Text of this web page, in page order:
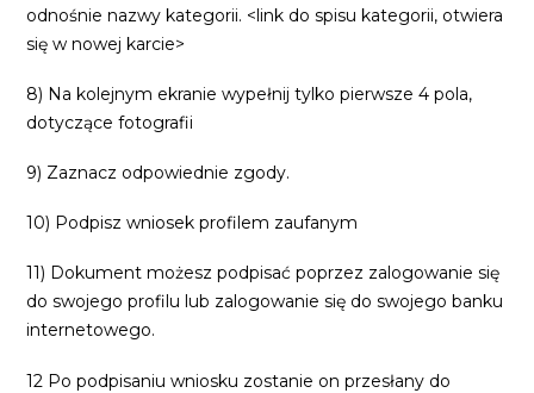
odnośnie nazwy kategorii. <link do spisu kategorii, otwiera
się w nowej karcie>
8) Na kolejnym ekranie wypełnij tylko pierwsze 4 pola,
dotyczące fotografii
9) Zaznacz odpowiednie zgody.
10) Podpisz wniosek profilem zaufanym
11) Dokument możesz podpisać poprzez zalogowanie się
do swojego profilu lub zalogowanie się do swojego banku
internetowego.
12 Po podpisaniu wniosku zostanie on przesłany do